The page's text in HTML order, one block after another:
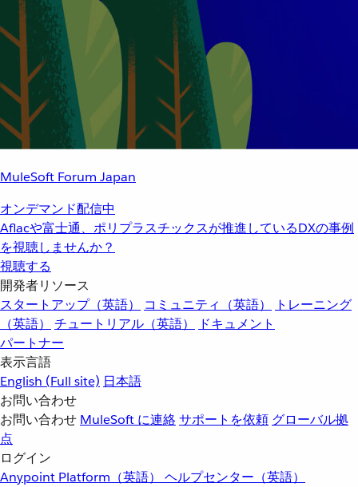
MuleSoft Forum Japan
オンデマンド配信中
Aflacや富士通、ポリプラスチックスが推進しているDXの事例
を視聴しませんか？
視聴する
開発者リソース
スタートアップ（英語）
コミュニティ（英語）
トレーニング
（英語）
チュートリアル（英語）
ドキュメント
パートナー
表示言語
English (Full site) 日本語
お問い合わせ
お問い合わせ MuleSoft に連絡サポートを依頼 グローバル拠
点
ログイン
Anypoint Platform（英語） ヘルプセンター（英語）